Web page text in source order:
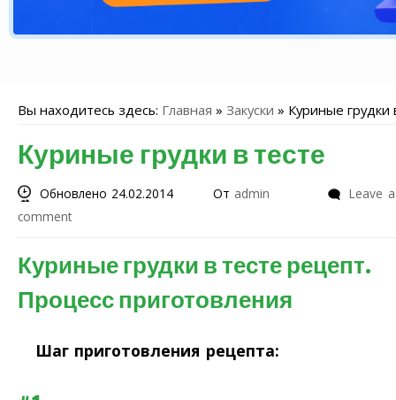
Вы находитесь здесь: Главная » Закуски » Куриные грудки
Куриные грудки в тесте
Обновлено 24.02.2014 От admin
Leave a
comment
Куриные грудки в тесте рецепт.
Процесс приготовления
Шаг приготовления рецепта: